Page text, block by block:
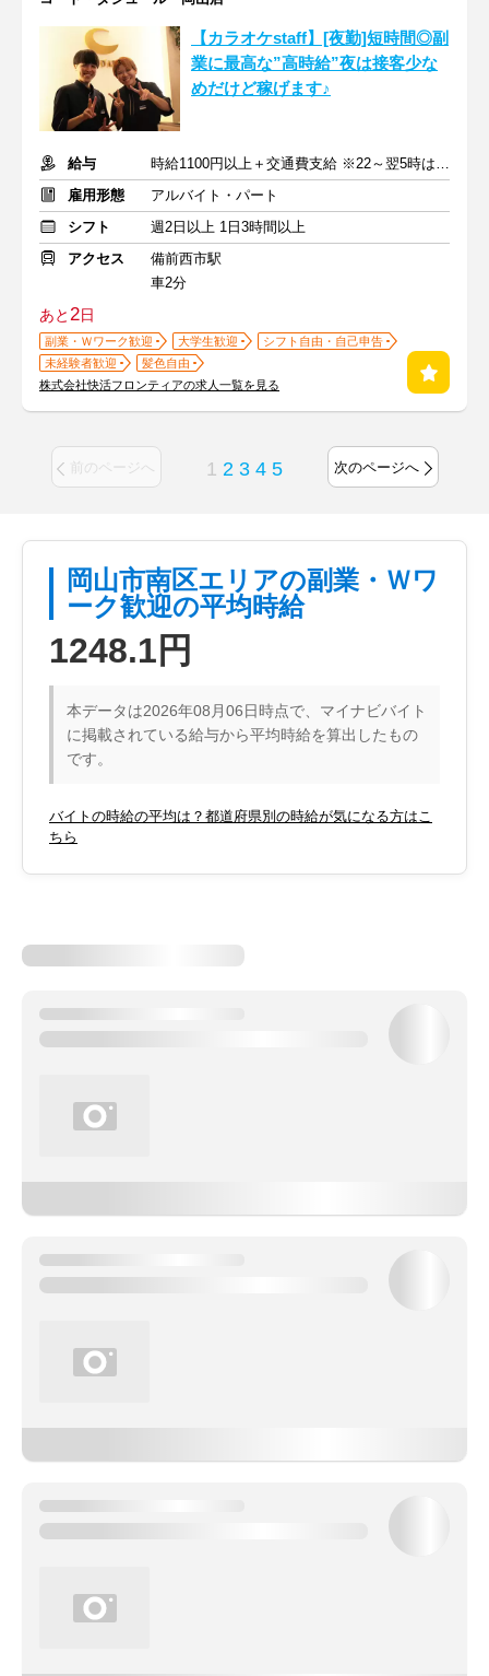
【カラオケstaff】[夜勤]短時間◎副
業に最高な”高時給”夜は接客少な
めだけど稼げます♪
給与
時給1100円以上＋交通費支給 ※22～翌5時は時給1375円
雇用形態
アルバイト・パート
シフト
週2日以上 1日3時間以上
アクセス
備前西市駅
車2分
あと2日
副業・Ｗワーク歓迎 大学生歓迎
シフト自由・自己申告
未経験者歓迎
髪色自由
株式会社快活フロンティアの求人一覧を見る
前のページへ 1 2 3 4 5 次のページへ
岡山市南区エリアの副業・Ｗワ
ーク歓迎の平均時給
1248.1円
本データは2026年08月06日時点で、マイナビバイト
に掲載されている給与から平均時給を算出したもの
です。
バイトの時給の平均は？都道府県別の時給が気になる方はこ
ちら